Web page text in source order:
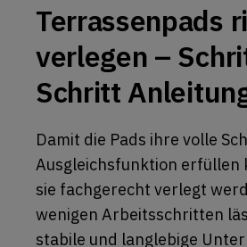
Terrassenpads
verlegen –
Schritt
Damit die Pads ihre volle
Ausgleichsfunktion erfüllen
sie fachgerecht verlegt
wenigen Arbeitsschritten
stabile und langlebige